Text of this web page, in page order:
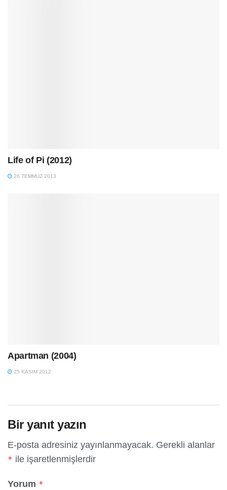
Life of Pi (2012)
26 TEMMUZ 2013
Apartman (2004)
25 KASIM 2012
Bir yanıt yazın
E-posta adresiniz yayınlanmayacak. Gerekli alanlar
* ile işaretlenmişlerdir
Yorum *